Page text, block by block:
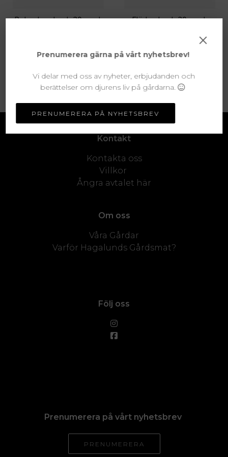
Rabarberdryck 20-pack Fläderdryck 20-pack
MER INFO
Kontakt
Kontakta oss
Villkor
Ångra avtalet här
Om oss
Våra Gårdar
Varför Hagalunds Gårdsmat?
Följ oss
Prenumerera på vårt nyhetsbrev
PRENUMERERA
×
Prenumerera gärna på vårt nyhetsbrev!
Vi delar med oss av nyheter, erbjudanden och
berättelser om djurens liv på gårdarna.
PRENUMERERA PÅ NYHETSBREV